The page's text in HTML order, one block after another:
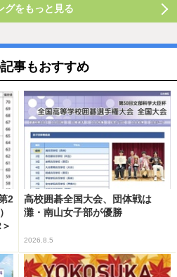
グをもっと見る
事もおすすめ
2
高校囲碁全国大会、団体戦は
灘・南山女子部が優勝
2026.8.5